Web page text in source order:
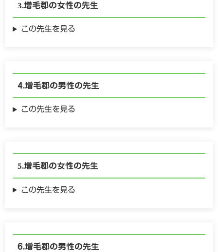
増毛郡の女性の先生
この先生を見る
増毛郡の男性の先生
この先生を見る
増毛郡の女性の先生
この先生を見る
増毛郡の男性の先生